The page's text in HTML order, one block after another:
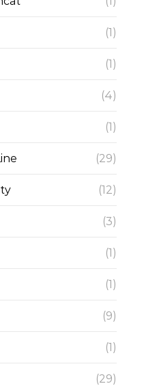
(1)
(1)
(4)
(1)
(29)
(12)
(3)
(1)
(1)
(9)
(1)
(29)